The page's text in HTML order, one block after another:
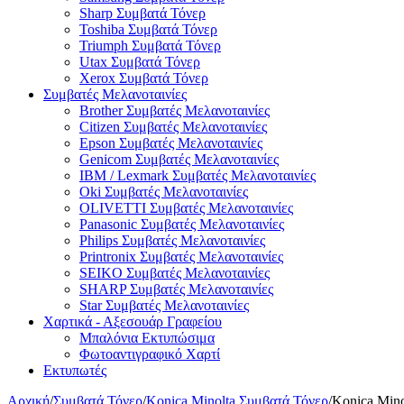
Sharp Συμβατά Τόνερ
Toshiba Συμβατά Τόνερ
Triumph Συμβατά Τόνερ
Utax Συμβατά Τόνερ
Xerox Συμβατά Τόνερ
Συμβατές Μελανοταινίες
Brother Συμβατές Μελανοταινίες
Citizen Συμβατές Μελανοταινίες
Epson Συμβατές Μελανοταινίες
Genicom Συμβατές Μελανοταινίες
IBM / Lexmark Συμβατές Μελανοταινίες
Oki Συμβατές Μελανοταινίες
OLIVETTI Συμβατές Μελανοταινίες
Panasonic Συμβατές Μελανοταινίες
Philips Συμβατές Μελανοταινίες
Printronix Συμβατές Μελανοταινίες
SEIKO Συμβατές Μελανοταινίες
SHARP Συμβατές Μελανοταινίες
Star Συμβατές Μελανοταινίες
Χαρτικά - Αξεσουάρ Γραφείου
Μπαλόνια Εκτυπώσιμα
Φωτοαντιγραφικό Χαρτί
Εκτυπωτές
Αρχική/Συμβατά Τόνερ/Konica Minolta Συμβατά Τόνερ/Konica